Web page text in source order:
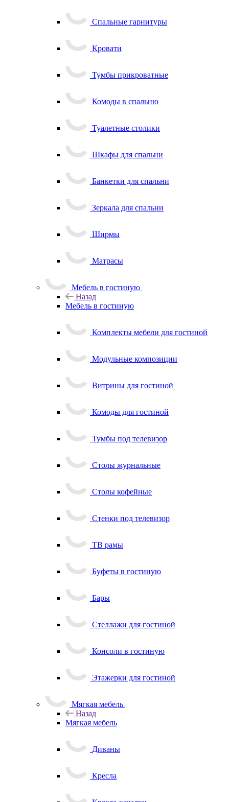
Спальные гарнитуры
Кровати
Тумбы прикроватные
Комоды в спальню
Туалетные столики
Шкафы для спальни
Банкетки для спальни
Зеркала для спальни
Ширмы
Матрасы
Мебель в гостиную
Назад
Мебель в гостиную
Комплекты мебели для гостиной
Модульные композиции
Витрины для гостиной
Комоды для гостиной
Тумбы под телевизор
Столы журнальные
Столы кофейные
Стенки под телевизор
ТВ рамы
Буфеты в гостиную
Бары
Стеллажи для гостиной
Консоли в гостиную
Этажерки для гостиной
Мягкая мебель
Назад
Мягкая мебель
Диваны
Кресла